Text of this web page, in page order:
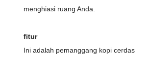
menghiasi ruang Anda.
fitur
Ini adalah pemanggang kopi cerdas